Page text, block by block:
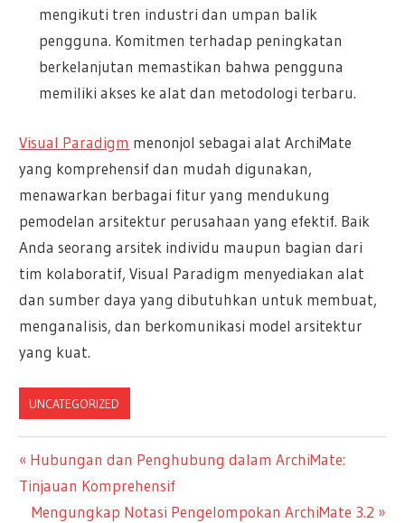
mengikuti tren industri dan umpan balik
pengguna. Komitmen terhadap peningkatan
berkelanjutan memastikan bahwa pengguna
memiliki akses ke alat dan metodologi terbaru.
Visual Paradigm menonjol sebagai alat ArchiMate
yang komprehensif dan mudah digunakan,
menawarkan berbagai fitur yang mendukung
pemodelan arsitektur perusahaan yang efektif. Baik
Anda seorang arsitek individu maupun bagian dari
tim kolaboratif, Visual Paradigm menyediakan alat
dan sumber daya yang dibutuhkan untuk membuat,
menganalisis, dan berkomunikasi model arsitektur
yang kuat.
UNCATEGORIZED
Navigasi
pos
Previous
Post:
Hubungan dan Penghubung dalam ArchiMate:
Tinjauan Komprehensif
Next
Mengungkap Notasi Pengelompokan ArchiMate 3.2